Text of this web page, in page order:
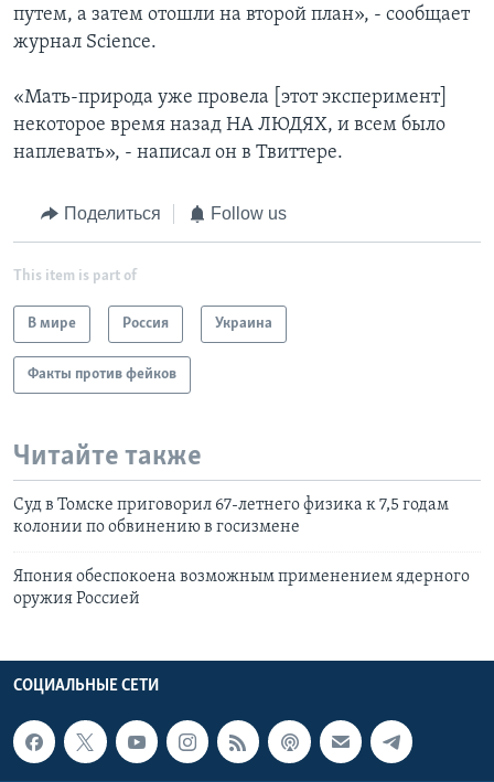
путем, а затем отошли на второй план», - сообщает
журнал Science.
«Мать-природа уже провела [этот эксперимент]
некоторое время назад НА ЛЮДЯХ, и всем было
наплевать», - написал он в Твиттере.
Поделиться Follow us
This item is part of
В мире Россия Украина
Факты против фейков
Читайте также
Суд в Томске приговорил 67-летнего физика к 7,5 годам
колонии по обвинению в госизмене
Япония обеспокоена возможным применением ядерного
оружия Россией
СОЦИАЛЬНЫЕ СЕТИ